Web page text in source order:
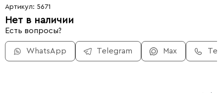
Артикул: 5671
Нет в наличии
Есть вопросы?
WhatsApp Telegram Max